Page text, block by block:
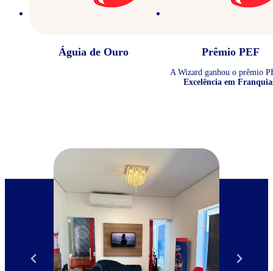
Águia de Ouro Prêmio PEF
A Wizard ganhou o prêmio
Excelência em